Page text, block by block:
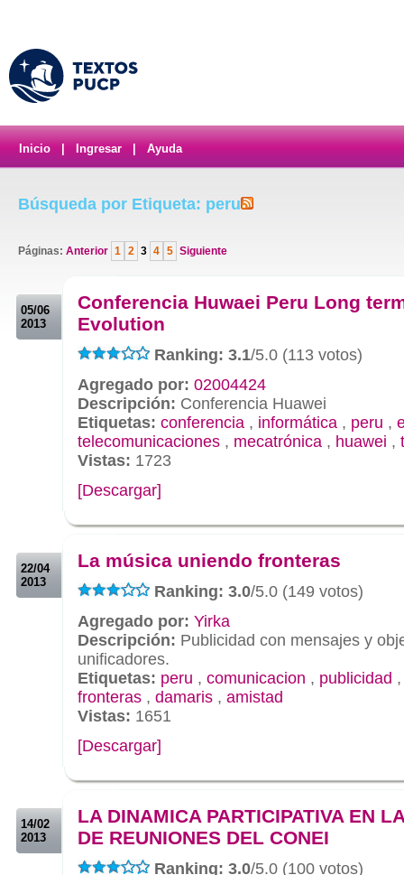
Inicio Ingresar Ayuda
Búsqueda por Etiqueta: peru
Páginas: Anterior 1 2 3 4 5 Siguiente
05/06
2013
Conferencia Huwaei Peru Long
Evolution
Ranking: 3.1/5.0 (113 votos)
Agregado por: 02004424
Descripción: Conferencia Huawei
Etiquetas: conferencia , informática , peru ,
telecomunicaciones , mecatrónica , huawei ,
Vistas: 1723
[Descargar]
22/04
2013
La música uniendo fronteras
Ranking: 3.0/5.0 (149 votos)
Agregado por: Yirka
Descripción: Publicidad con mensajes y
unificadores.
Etiquetas: peru , comunicacion , publicidad
fronteras , damaris , amistad
Vistas: 1651
[Descargar]
14/02
2013
LA DINAMICA PARTICIPATIVA EN
DE REUNIONES DEL CONEI
Ranking: 3.0/5.0 (100 votos)